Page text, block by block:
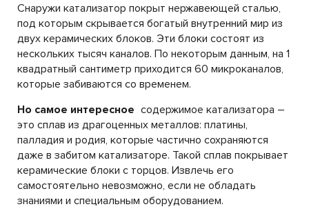
Снаружи катализатор покрыт нержавеющей сталью,
под которым скрывается богатый внутренний мир из
двух керамических блоков. Эти блоки состоят из
нескольких тысяч каналов. По некоторым данным, на 1
квадратный сантиметр приходится 60 микроканалов,
которые забиваются со временем.
Но самое интересное содержимое катализатора –
это сплав из драгоценных металлов: платины,
палладия и родия, которые частично сохраняются
даже в забитом катализаторе. Такой сплав покрывает
керамические блоки с торцов. Извлечь его
самостоятельно невозможно, если не обладать
знаниями и специальным оборудованием.